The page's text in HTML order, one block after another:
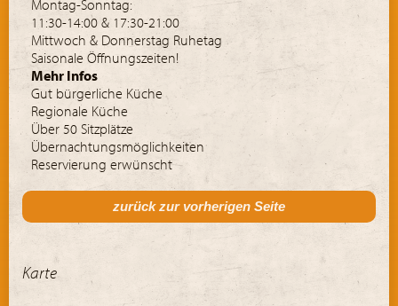
Montag-Sonntag:
11:30-14:00 & 17:30-21:00
Mittwoch & Donnerstag Ruhetag
Saisonale Öffnungszeiten!
Mehr Infos
Gut bürgerliche Küche
Regionale Küche
Über 50 Sitzplätze
Übernachtungsmöglichkeiten
Reservierung erwünscht
zurück zur vorherigen Seite
Karte